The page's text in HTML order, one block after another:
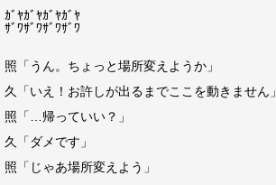
ｶﾞﾔｶﾞﾔｶﾞﾔｶﾞﾔ
ｻﾞﾜｻﾞﾜｻﾞﾜｻﾞﾜ
照「うん。ちょっと場所変えようか」
久「いえ！お許しが出るまでここを動きません」
照「…帰っていい？」
久「ダメです」
照「じゃあ場所変えよう」